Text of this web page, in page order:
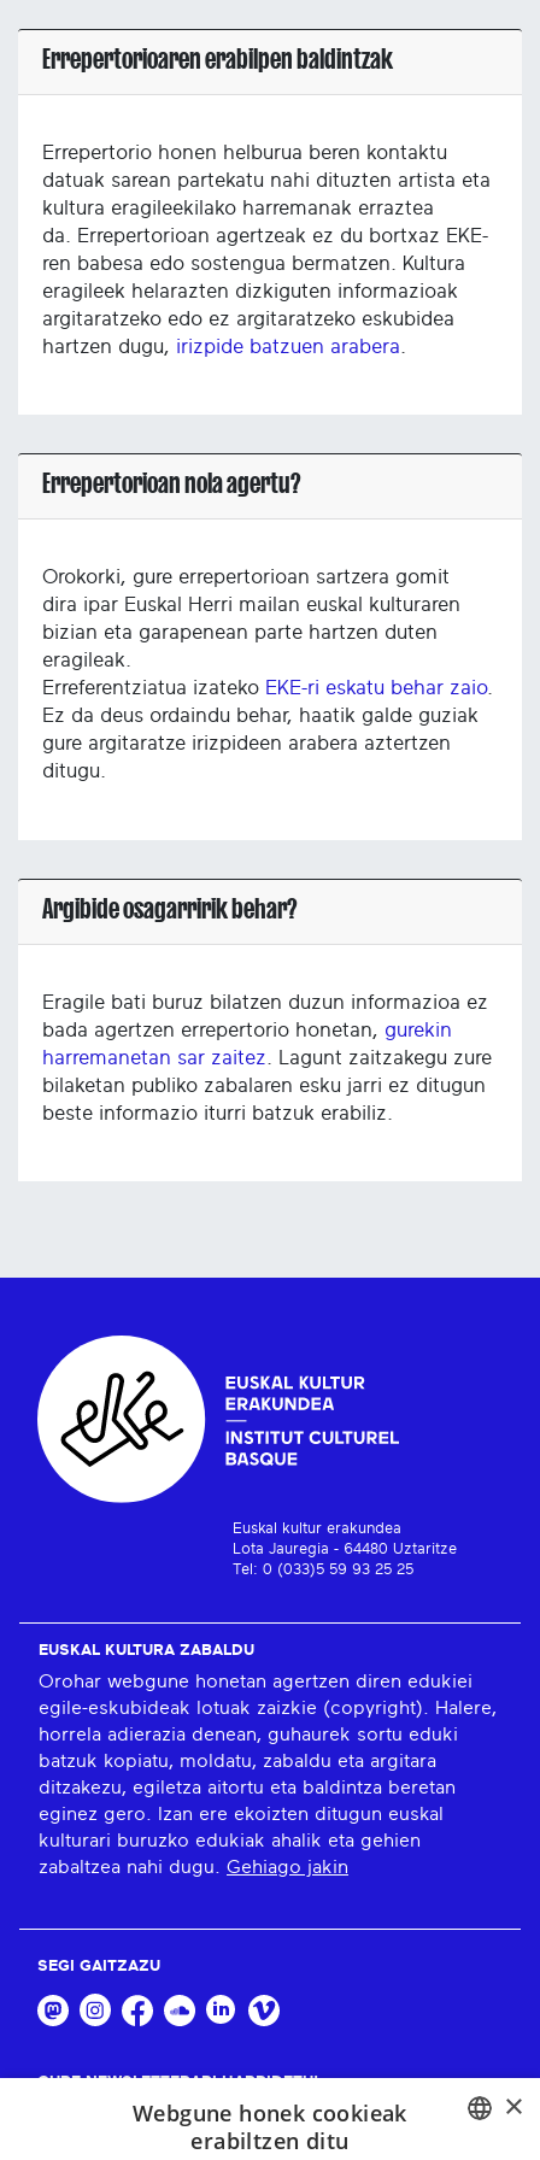
Errepertorioaren erabilpen baldintzak
Errepertorio honen helburua beren kontaktu
datuak sarean partekatu nahi dituzten artista eta
kultura eragileekilako harremanak erraztea
da. Errepertorioan agertzeak ez du bortxaz EKE-
ren babesa edo sostengua bermatzen. Kultura
eragileek helarazten dizkiguten informazioak
argitaratzeko edo ez argitaratzeko eskubidea
hartzen dugu, irizpide batzuen arabera
Errepertorioan nola agertu?
Orokorki, gure errepertorioan sartzera gomit
dira ipar Euskal Herri mailan euskal kulturaren
bizian eta garapenean parte hartzen duten
eragileak.
Erreferentziatua izateko EKE-ri eskatu behar zaio.
Ez da deus ordaindu behar, haatik galde guziak
gure argitaratze irizpideen arabera aztertzen
ditugu.
Argibide osagarririk behar?
Eragile bati buruz bilatzen duzun informazioa ez
bada agertzen errepertorio honetan, gurekin
harremanetan sar zaitez . Lagunt zaitzakegu zure
bilaketan publiko zabalaren esku jarri ez ditugun
beste informazio iturri batzuk erabiliz.
Euskal kultur erakundea
Lota Jauregia - 64480 Uztaritze
Tel: 0 (033)5 59 93 25 25
EUSKAL KULTURA ZABALDU
Orohar webgune honetan agertzen diren edukiei
egile-eskubideak lotuak zaizkie (copyright). Halere,
horrela adierazia denean, guhaurek sortu eduki
batzuk kopiatu, moldatu, zabaldu eta argitara
ditzakezu, egiletza aitortu eta baldintza beretan
eginez gero. Izan ere ekoizten ditugun euskal
kulturari buruzko edukiak ahalik eta gehien
zabaltzea nahi dugu. Gehiago jakin
SEGI GAITZAZU
GURE NEWSLETTERARI HARPIDETU!
×
Webgune honek cookieak
erabiltzen ditu